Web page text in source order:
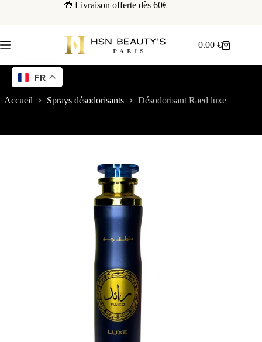
🎁 Livraison offerte dès 60€
0.00€
Accueil Sprays désodorisants Désodorisant Raed luxe
FR